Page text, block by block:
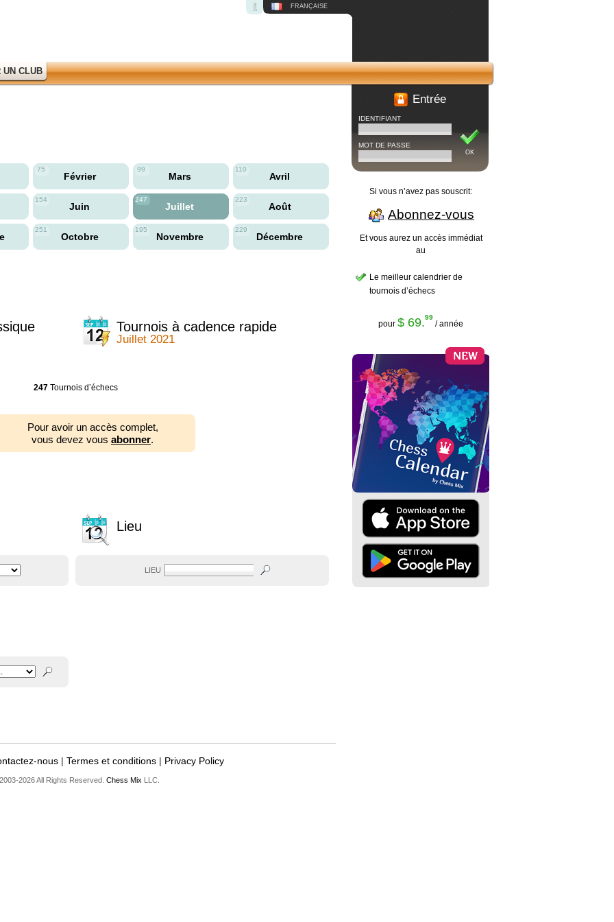
FRANÇAISE
UN CLUB
75
Février
99
Mars
110
Avril
154
Juin
247
Juillet
223
Août
251
Octobre
195
Novembre
229
Décembre
Tournois à cadence rapide
Juillet 2021
247Tournois d’échecs
Pour avoir un accès complet,
vous devez vous abonner.
Lieu
LIEU
nous| Termes et conditions| Privacy Policy
2026 All Rights Reserved. Chess Mix LLC.
Entrée
OK
IDENTIFIANT
MOT DE PASSE
Si vous n’avez pas souscrit:
Abonnez-vous
Et vous aurez un accès immédiat
au
Le meilleur calendrier de
tournois d’échecs
pour $ 69.99
/ année